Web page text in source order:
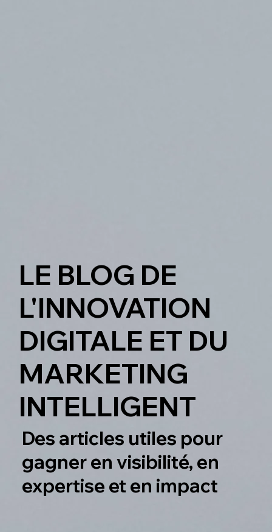
LE BLOG DE
L'INNOVATION
DIGITALE ET DU
MARKETING
INTELLIGENT
Des articles utiles pour
gagner en visibilité, en
expertise et en impact